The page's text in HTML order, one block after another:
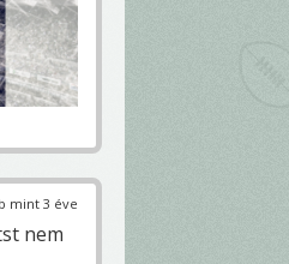
mint 3 éve
nem